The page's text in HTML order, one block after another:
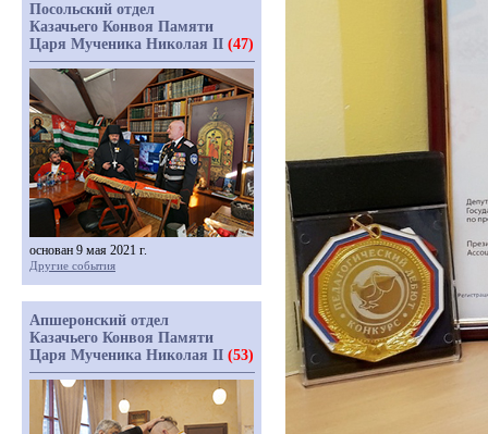
Посольский отдел
Казачьего Конвоя Памяти
Царя Мученика Николая II (47)
основан 9 мая 2021 г.
Другие события
Апшеронский отдел
Казачьего Конвоя Памяти
Царя Мученика Николая II (53)